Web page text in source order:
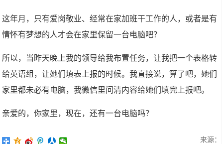
这年月，只有爱岗敬业、经常在家加班干工作的人，或者是有
情怀有梦想的人才会在家里保留一台电脑吧？
所以，当昨天晚上我的领导给我布置任务，让我把一个表格转
给英语组，让她们填表上报的时候。我直接说，算了吧，她们
家里都未必有电脑，我微信里问清内容给她们填完上报吧。
亲爱的，你家里，现在，还有一台电脑吗？
来源：